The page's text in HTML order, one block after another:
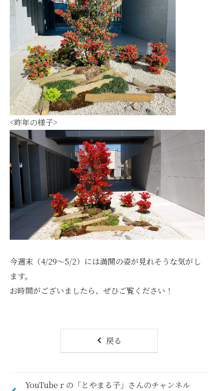
<昨年の様子>
今週末（4/29～5/2）には満開の姿が見れそうな気がし
ます。
お時間がございましたら、ぜひご覧ください！
戻る
YouTubeｒの「とやまる子」さんのチャンネル